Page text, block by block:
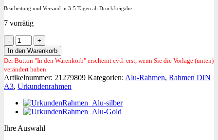
Bearbeitung und Versand in 3-5 Tagen ab Druckfreigabe
7 vorrätig
Breiter
Aluminiumrahmen
A3
schwarz-
gebürstet
Menge
In den Warenkorb
Der Button "In den Warenkorb" erscheint evtl. erst, wenn Sie die Vorlage (unten)
verändert haben
Artikelnummer: 21279809 Kategorien: Alu-Rahmen, Rahmen DIN
A3, Urkundenrahmen
Ihre Auswahl